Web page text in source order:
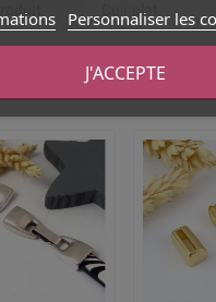
Cuir plat
Vous aimerez
Personnaliser les
J'ACCEPTE